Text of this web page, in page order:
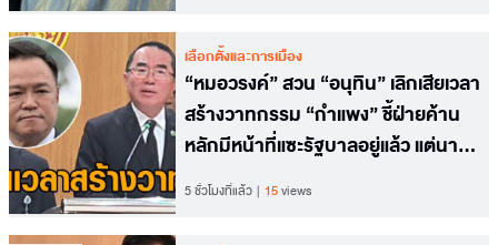
เลือกตั้งและการเมือง
“หมอวรงค์” สวน “อนุทิน” เลิกเสียเวลา
สร้างวาทกรรม “กำแพง” ชี้ฝ่ายค้าน
หลักมีหน้าที่แซะรัฐบาลอยู่แล้ว แต่นา
ยกฯ ต้องเป็นผู้ใหญ่
5 ชั่วโมงที่แล้ว 15views